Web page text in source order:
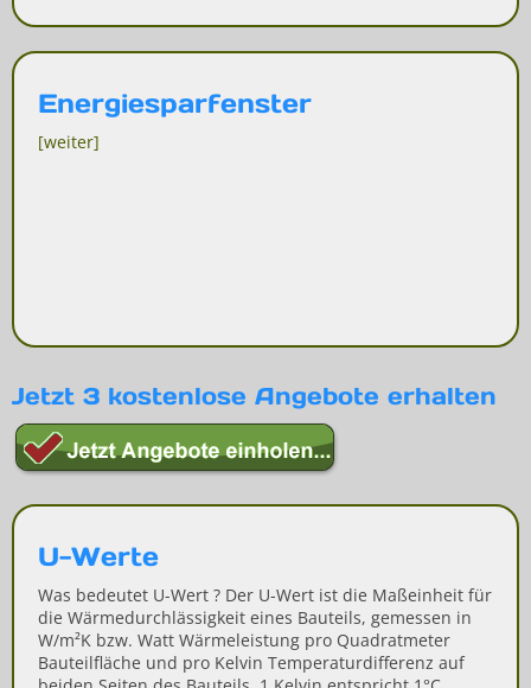
Energiesparfenster
[weiter]
Jetzt 3 kostenlose Angebote erhalten
U-Werte
Was bedeutet U-Wert ? Der U-Wert ist die Maßeinheit für
die Wärmedurchlässigkeit eines Bauteils, gemessen in
W/m²K bzw. Watt Wärmeleistung pro Quadratmeter
Bauteilfläche und pro Kelvin Temperaturdifferenz auf